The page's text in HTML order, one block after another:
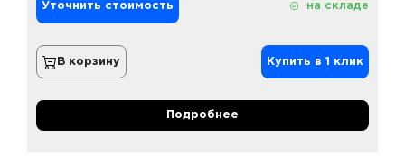
Уточнить стоимость на складе
В корзину Купить в 1 клик
Подробнее